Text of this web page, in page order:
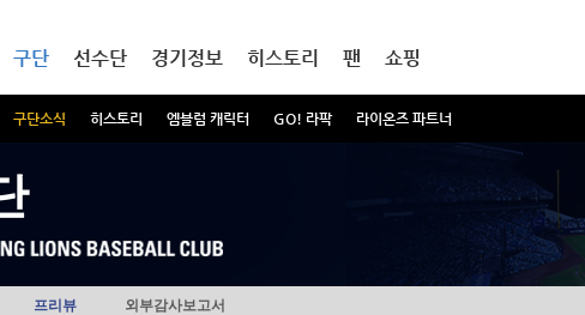
구단
구단소식 히스토리 엠블럼 캐릭터 GO! 라팍 라이온즈 파트너
선수단 경기정보 히스토리 팬 쇼핑
프리뷰 외부감사보고서